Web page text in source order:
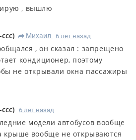
, вышлю
) R Михаил 6 лет назад
, он сказал : запрещено
кондиционер, поэтому
не открывали окна пассажиры
) 6 лет назад
модели автобусов вообще
крыше вообще не открываются